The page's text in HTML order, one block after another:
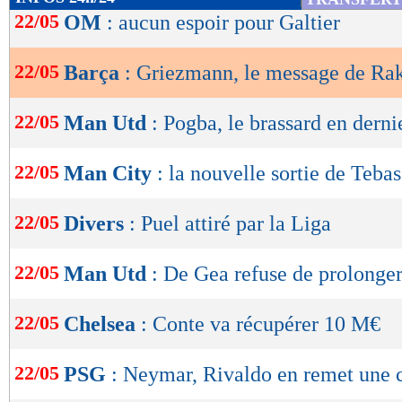
bienvenus chez nous." Le natif de Mâcon
Lu 43.864 fois- Romain
de
OK
22/05 OM : aucun espoir pour Galtier
22/05 Barça : Griezmann, le message de
22/05 Man Utd : Pogba, le brassard en
22/05 Man City : la nouvelle sortie de Tebas
22/05 Divers : Puel attiré par la Liga
22/05 Man Utd : De Gea refuse de prolonger
22/05 Chelsea : Conte va récupérer 10 M€
22/05 PSG : Neymar, Rivaldo en remet une